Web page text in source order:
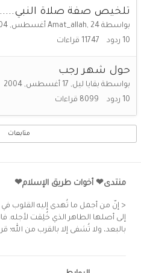
تلخيص صفة صلاة
بواسطة Amat_allah, 24 أغسطس, 2004
10 ردود 11747 قراءات
حول شهر رجب‎ ‎
بواسطة بقايا ليل, 17 أغسطس, 2004
10 ردود 8099 قراءات
متابعات
منتدى❤ أخوات طريق الإسلام❤
< إنّ من أجمل ما تُهدى إليه القلوب في
إلى أصلها الطاهر الذي خُلِقت لأجله.
بالبعد، ولا تُشفى إلا بالقرب من